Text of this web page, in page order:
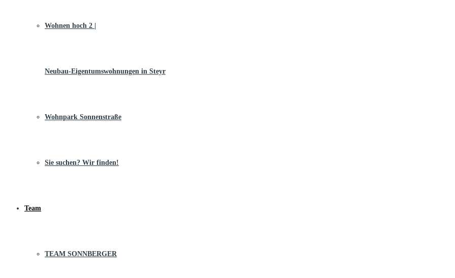
Wohnen hoch 2 |
Neubau-Eigentumswohnungen in Steyr
Wohnpark Sonnenstraße
Sie suchen? Wir finden!
Team
TEAM SONNBERGER